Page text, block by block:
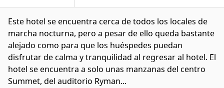
Este hotel se encuentra cerca de todos los locales de
marcha nocturna, pero a pesar de ello queda bastante
alejado como para que los huéspedes puedan
disfrutar de calma y tranquilidad al regresar al hotel. El
hotel se encuentra a solo unas manzanas del centro
Summet, del auditorio Ryman...